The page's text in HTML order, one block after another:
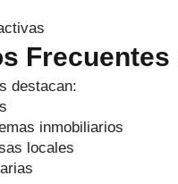
Frecuentes
destacan:
inmobiliarios
locales